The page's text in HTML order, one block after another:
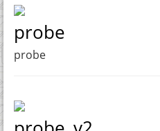
probe
probe